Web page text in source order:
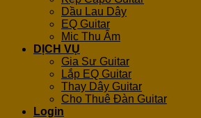
Dầu Lau Dây
EQ Guitar
Mic Thu Âm
DỊCH VỤ
Gia Sư Guitar
Lắp EQ Guitar
Thay Dây Guitar
Cho Thuê Đàn Guitar
Login